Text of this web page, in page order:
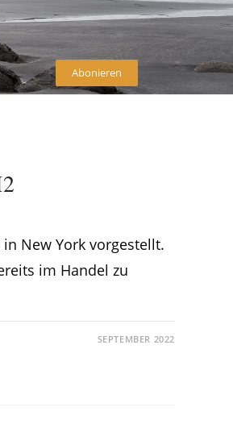
Abonieren
New York vorgestellt.
im Handel zu
SEPTEMBER 2022